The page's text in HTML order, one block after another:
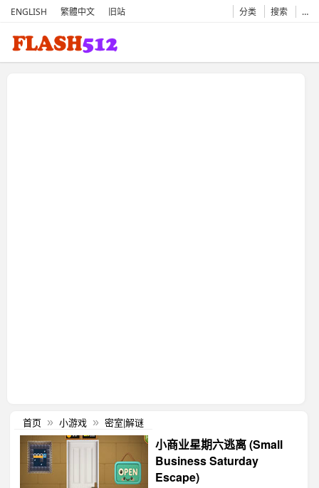
ENGLISH 繁體中文 旧站 分类 搜索 …
首页 » 小游戏 » 密室|解谜
小商业星期六逃离 (Small
Business Saturday
Escape)